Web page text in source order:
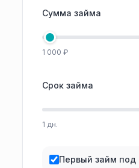
Сумма займа
1 000 ₽
Срок займа
1 дн.
Первый займ под